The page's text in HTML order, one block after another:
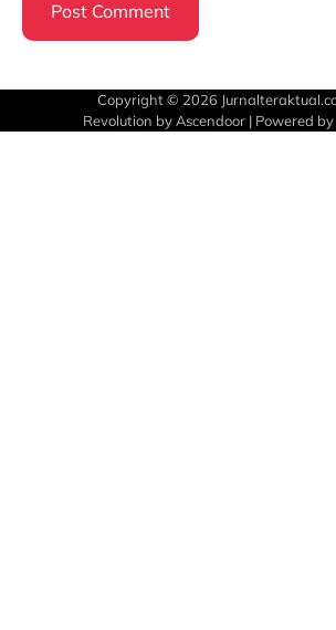
Copyright © 2026
Revolution by Ascendoor | Powered by